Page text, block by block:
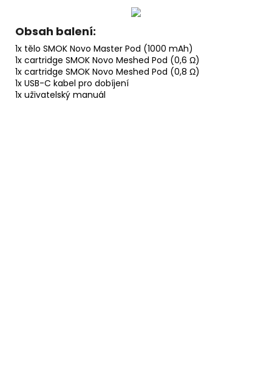
Obsah balení:
1x tělo SMOK Novo Master Pod (1000 mAh)
1x cartridge SMOK Novo Meshed Pod (0,6 Ω)
1x cartridge SMOK Novo Meshed Pod (0,8 Ω)
1x USB-C kabel pro dobíjení
1x uživatelský manuál